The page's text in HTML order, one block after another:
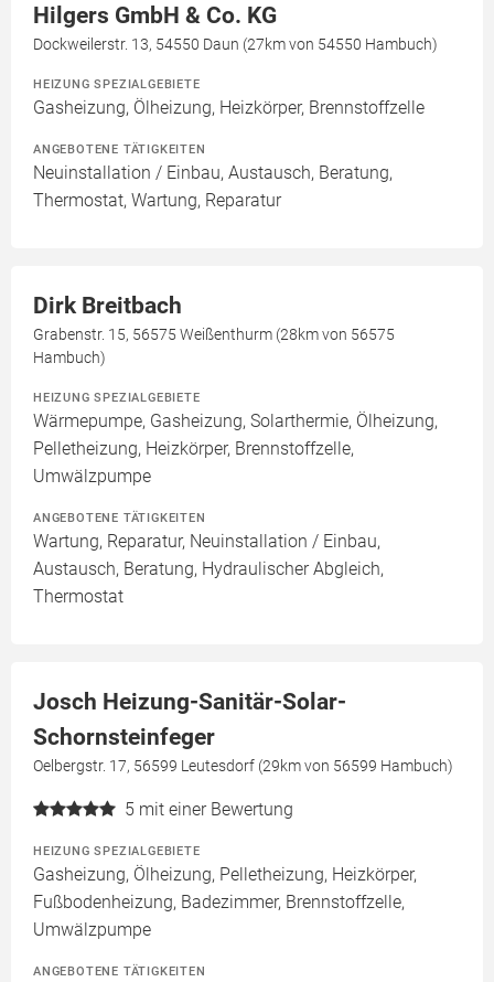
Hilgers GmbH & Co. KG
Dockweilerstr. 13, 54550 Daun (27km von 54550 Hambuch)
HEIZUNG SPEZIALGEBIETE
Gasheizung, Ölheizung, Heizkörper, Brennstoffzelle
ANGEBOTENE TÄTIGKEITEN
Neuinstallation / Einbau, Austausch, Beratung,
Thermostat, Wartung, Reparatur
Dirk Breitbach
Grabenstr. 15, 56575 Weißenthurm (28km von 56575
Hambuch)
HEIZUNG SPEZIALGEBIETE
Wärmepumpe, Gasheizung, Solarthermie, Ölheizung,
Pelletheizung, Heizkörper, Brennstoffzelle,
Umwälzpumpe
ANGEBOTENE TÄTIGKEITEN
Wartung, Reparatur, Neuinstallation / Einbau,
Austausch, Beratung, Hydraulischer Abgleich,
Thermostat
Josch Heizung-Sanitär-Solar-
Schornsteinfeger
Oelbergstr. 17, 56599 Leutesdorf (29km von 56599 Hambuch)
5 mit einer Bewertung
HEIZUNG SPEZIALGEBIETE
Gasheizung, Ölheizung, Pelletheizung, Heizkörper,
Fußbodenheizung, Badezimmer, Brennstoffzelle,
Umwälzpumpe
ANGEBOTENE TÄTIGKEITEN